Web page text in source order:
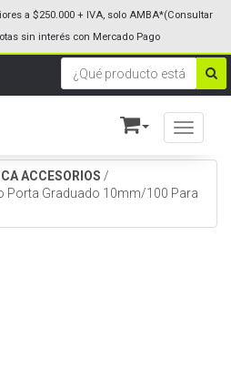
Toggle
a $250.000 + IVA, solo AMBA*(Consultar
sin interés con Mercado Pago
ACCESORIOS /
Porta Graduado 10mm/100 Para